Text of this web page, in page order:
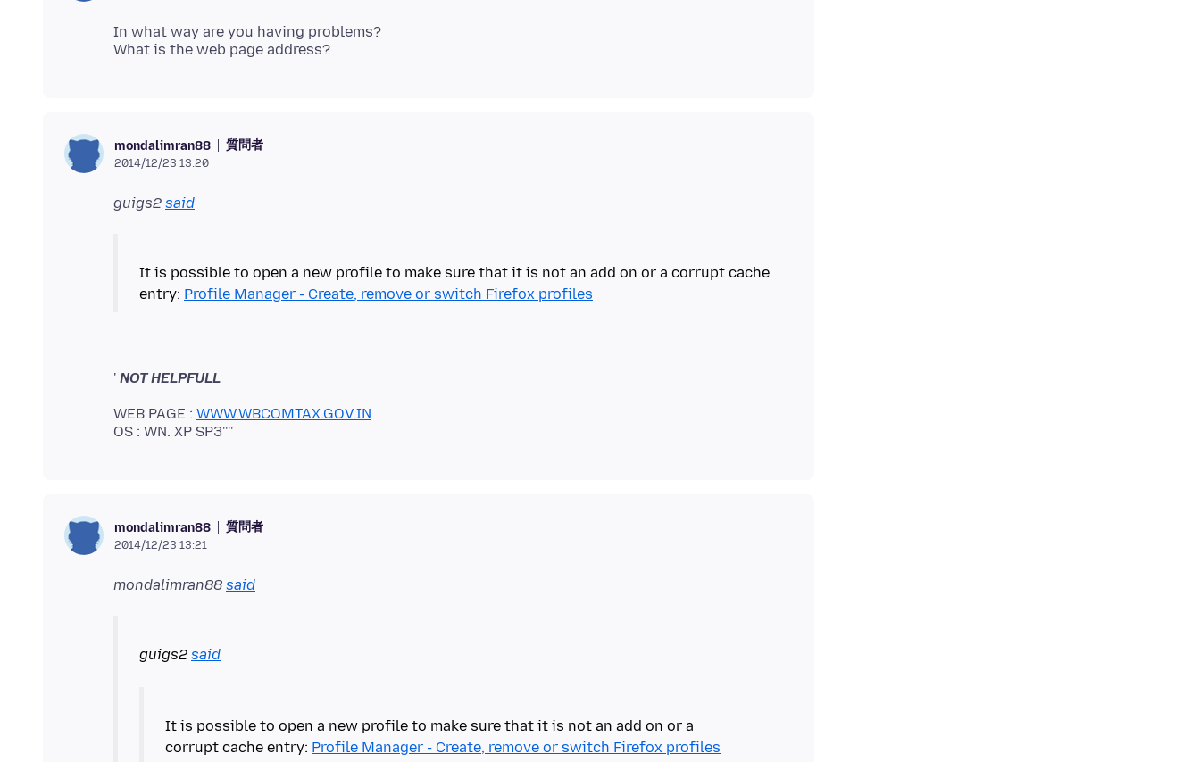
In what way are you having problems?
mondalimran88 質問者
2014/12/23 13:20
guigs2 said
It is possible to open a new profile to make sure that it is not an add on or a corrupt cache
entry: Profile Manager - Create, remove or switch Firefox profiles
'
WEB PAGE : WWW.WBCOMTAX.GOV.IN
OS : WN. XP SP3''''
mondalimran88 質問者
2014/12/23 13:21
mondalimran88 said
guigs2 said
It is possible to open a new profile to make sure that it is not an add on or a
corrupt cache entry: Profile Manager - Create, remove or switch Firefox profiles